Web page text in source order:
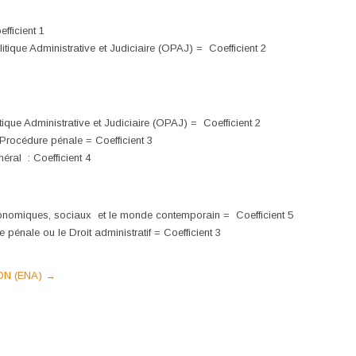
1
Administrative et Judiciaire (OPAJ) = Coefficient 2
Administrative et Judiciaire (OPAJ) = Coefficient 2
pénale = Coefficient 3
: Coefficient 4
sociaux et le monde contemporain = Coefficient 5
ou le Droit administratif = Coefficient 3
(ENA) →